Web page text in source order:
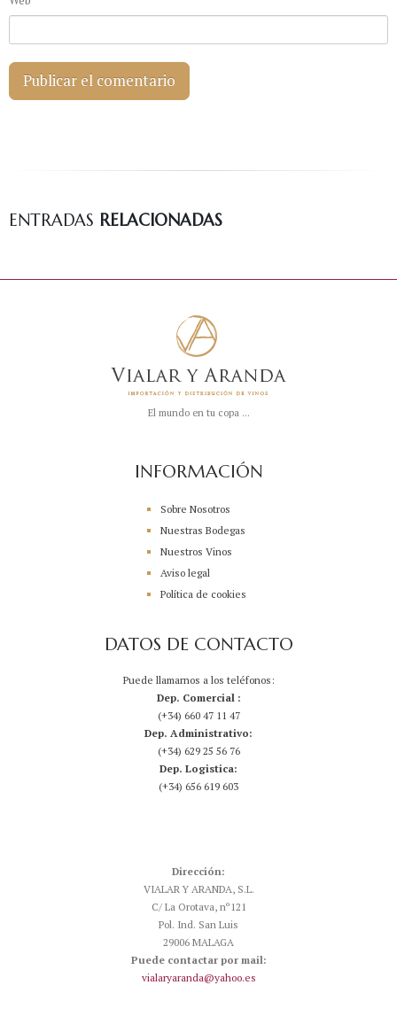
ENTRADAS RELACIONADAS
El mundo en tu copa ...
INFORMACIÓN
Sobre Nosotros
Nuestras Bodegas
Nuestros Vinos
Aviso legal
Política de cookies
DATOS DE CONTACTO
Puede llamarnos a los teléfonos:
Dep. Comercial :
(+34) 660 47 11 47
Dep. Administrativo:
(+34) 629 25 56 76
Dep. Logistica:
(+34) 656 619 603
Dirección:
VIALAR Y ARANDA, S.L.
C/ La Orotava, nº121
Pol. Ind. San Luis
29006 MALAGA
Puede contactar por mail:
vialaryaranda@yahoo.es